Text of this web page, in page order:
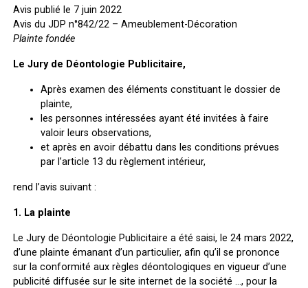
Avis publié le 7 juin 2022
Avis du JDP n°842/22 – Ameublement-Décoration
Plainte fondée
Le Jury de Déontologie Publicitaire,
Après examen des éléments constituant le dossier de
plainte,
les personnes intéressées ayant été invitées à faire
valoir leurs observations,
et après en avoir débattu dans les conditions prévues
par l’article 13 du règlement intérieur,
rend l’avis suivant :
1. La plainte
Le Jury de Déontologie Publicitaire a été saisi, le 24 mars 2022,
d’une plainte émanant d’un particulier, afin qu’il se prononce
sur la conformité aux règles déontologiques en vigueur d’une
publicité diffusée sur le site internet de la société …, pour la